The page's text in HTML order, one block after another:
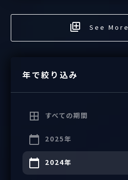
See More
年で絞り込み
すべての期間
2025年
2024年